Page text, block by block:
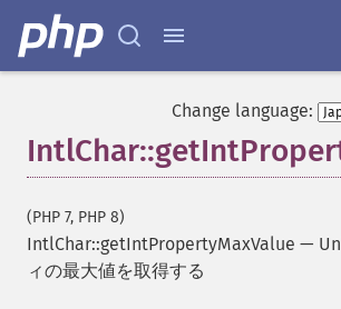
Change language:
(PHP 7, PHP 8)
IntlChar::getIntPropertyMaxValue —
ィの最大値を取得する